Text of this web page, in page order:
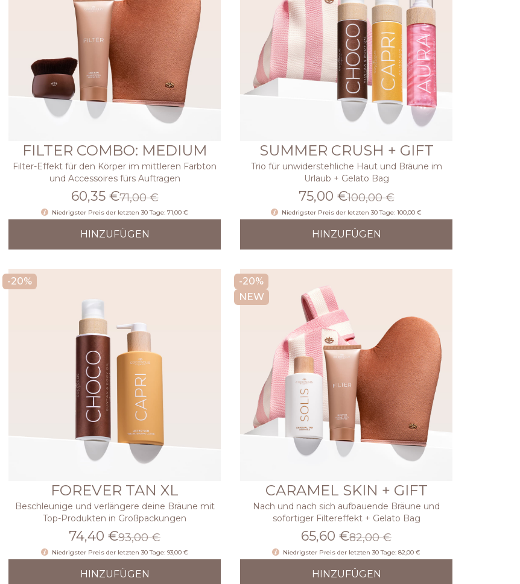
FILTER COMBO: MEDIUM
Filter-Effekt für den Körper im mittleren Farbton
und Accessoires fürs Auftragen
71,00 €
60,35 €
Niedrigster Preis der letzten 30 Tage: 71,00 €
HINZUFÜGEN
SUMMER CRUSH + GIFT
Trio für unwiderstehliche Haut und Bräune im
Urlaub + Gelato Bag
100,00 €
75,00 €
Niedrigster Preis der letzten 30 Tage: 100,00 €
HINZUFÜGEN
-20%
FOREVER TAN XL
Beschleunige und verlängere deine Bräune mit
Top-Produkten in Großpackungen
93,00 €
74,40 €
Niedrigster Preis der letzten 30 Tage: 93,00 €
HINZUFÜGEN
-20%
NEW
CARAMEL SKIN + GIFT
Nach und nach sich aufbauende Bräune und
sofortiger Filtereffekt + Gelato Bag
82,00 €
65,60 €
Niedrigster Preis der letzten 30 Tage: 82,00 €
HINZUFÜGEN